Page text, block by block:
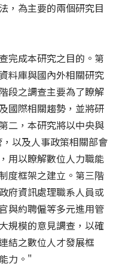
，為主要的兩個研究目
完成本研究之目的。第
料庫與國內外相關研究
段之調查主要為了瞭解
國際相關趨勢，並將研
二，本研究將以中央與
以及人事政策相關部會
用以瞭解數位人力職能
度框架之建立。第三階
府資訊處理職系人員或
與約聘僱等多元進用管
規模的意見調查，以確
結之數位人才發展框
力。"